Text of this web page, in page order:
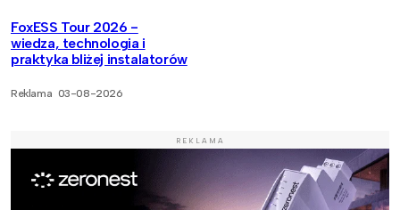
FoxESS Tour 2026 -
wiedza, technologia i
praktyka bliżej instalatorów
Reklama 03-08-2026
REKLAMA